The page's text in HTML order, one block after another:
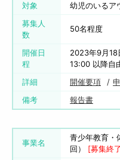
対象
幼児のいるア
募集人
数
50名程度
開催日
程
2023年9月
13:00 以降自
詳細
開催要項
備考
報告書
事業名
青少年教育・
回）
[募集終